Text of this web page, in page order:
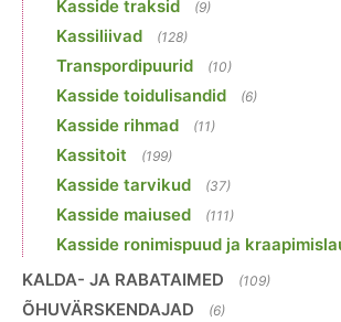
Kasside traksid (9)
Kassiliivad (128)
Transpordipuurid (10)
Kasside toidulisandid (6)
Kasside rihmad (11)
Kassitoit (199)
Kasside tarvikud (37)
Kasside maiused (111)
Kasside ronimispuud ja
KALDA- JA RABATAIMED (109)
ÕHUVÄRSKENDAJAD (6)